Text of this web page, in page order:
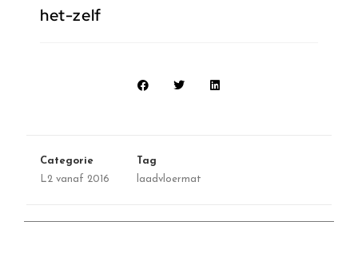
het-zelf
Categorie
L2 vanaf 2016
Tag
laadvloermat